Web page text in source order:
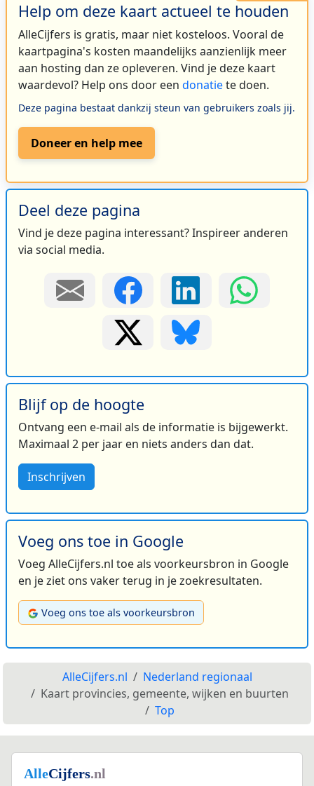
Help om deze kaart actueel te houden
AlleCijfers is gratis, maar niet kosteloos. Vooral de
kaartpagina's kosten maandelijks aanzienlijk meer
aan hosting dan ze opleveren. Vind je deze kaart
waardevol? Help ons door een donatiete doen.
Deze pagina bestaat dankzij steun van gebruikers zoals jij.
Doneer en help mee
Deel deze pagina
Vind je deze pagina interessant? Inspireer anderen
via social media.
Blijf op de hoogte
Ontvang een e-mail als de informatie is bijgewerkt.
Maximaal 2 per jaar en niets anders dan dat.
Inschrijven
Voeg ons toe in Google
Voeg AlleCijfers.nl toe als voorkeursbron in Google
en je ziet ons vaker terug in je zoekresultaten.
Voeg ons toe als voorkeursbron
AlleCijfers.nl
Nederland regionaal
Kaart provincies, gemeente, wijken en buurten
Top